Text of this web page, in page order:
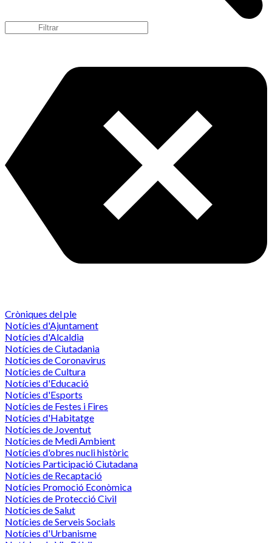
Cròniques del ple
Notícies d'Ajuntament
Notícies d'Alcaldia
Notícies de Ciutadania
Notícies de Coronavirus
Notícies de Cultura
Notícies d'Educació
Notícies d'Esports
Notícies de Festes i Fires
Notícies d'Habitatge
Notícies de Joventut
Notícies de Medi Ambient
Notícies d'obres nucli històric
Notícies Participació Ciutadana
Notícies de Recaptació
Notícies Promoció Econòmica
Notícies de Protecció Civil
Notícies de Salut
Notícies de Serveis Socials
Notícies d'Urbanisme